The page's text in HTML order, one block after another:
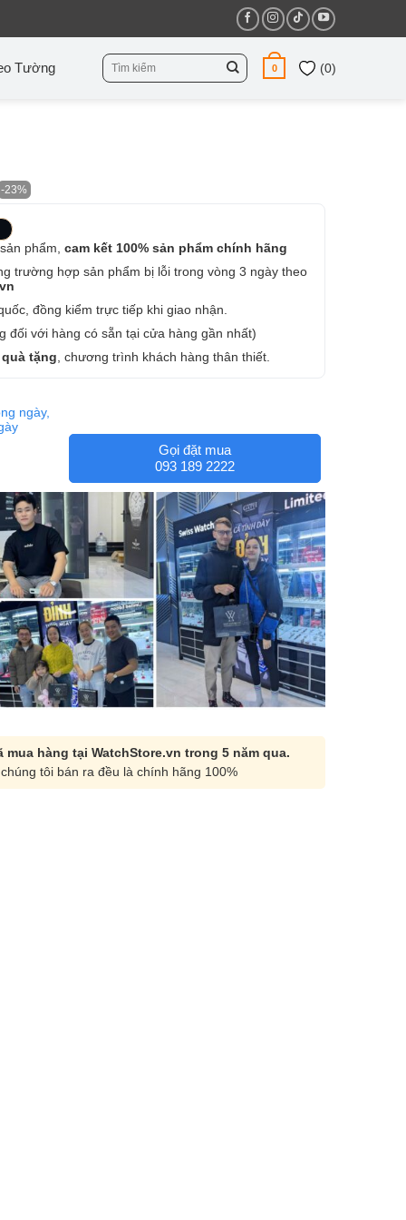
Tường
Tìm
kiếm:
0 (0)
-23%
phẩm, cam kết 100% sản phẩm chính hãng
trường hợp sản phẩm bị lỗi trong vòng 3 ngày theo
đồng kiểm trực tiếp khi giao nhận.
đối với hàng có sẵn tại cửa hàng gần nhất)
tặng , chương trình khách hàng thân thiết.
ngày,
Gọi đặt mua
093 189 2222
mua hàng tại WatchStore.vn trong 5 năm qua.
tôi bán ra đều là chính hãng 100%